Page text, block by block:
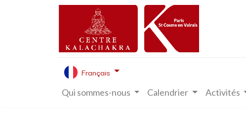
Français
Qui sommes-nous Calendrier Activités